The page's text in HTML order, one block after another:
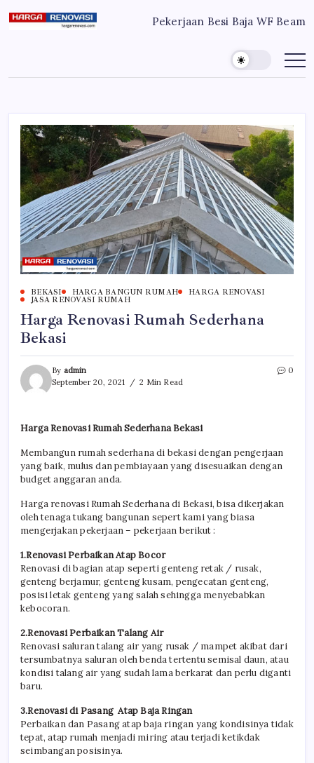
to
Pekerjaan Besi Baja WF Beam
Harga
Denpasar
Jasa
BEKASI HARGA BANGUN RUMAH
HARGA RENOVASI
JASA RENOVASI RUMAH
Harga Renovasi Rumah Sederhana
Bekasi
By admin
September 20, 2021
2 Min Read
0
Harga Renovasi Rumah Sederhana Bekasi
Membangun rumah sederhana di bekasi dengan pengerjaan
yang baik, mulus dan pembiayaan yang disesuaikan dengan
budget anggaran anda.
Harga renovasi Rumah Sederhana di Bekasi, bisa dikerjakan
oleh tenaga tukang bangunan sepert kami yang biasa
mengerjakan pekerjaan – pekerjaan berikut :
1.Renovasi Perbaikan Atap Bocor
Renovasi di bagian atap seperti genteng retak / rusak,
genteng berjamur, genteng kusam, pengecatan genteng,
posisi letak genteng yang salah sehingga menyebabkan
kebocoran.
2.Renovasi Perbaikan Talang Air
Renovasi saluran talang air yang rusak / mampet akibat dari
tersumbatnya saluran oleh benda tertentu semisal daun, atau
kondisi talang air yang sudah lama berkarat dan perlu diganti
baru.
3.Renovasi di Pasang Atap Baja Ringan
Perbaikan dan Pasang atap baja ringan yang kondisinya tidak
tepat, atap rumah menjadi miring atau terjadi ketikdak
seimbangan posisinya.